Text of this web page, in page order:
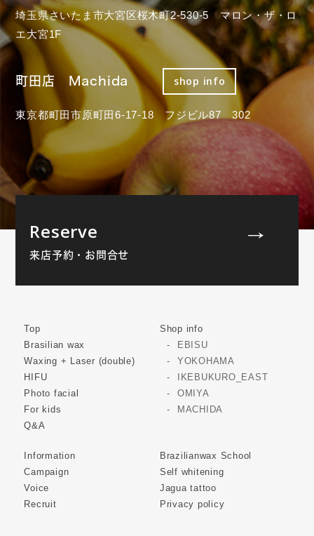
埼玉県さいたま市大宮区桜木町2-530-5 マロン・ザ・ロ
エ大宮1F
町田店 Machida shop info
東京都町田市原町田6-17-18 フジビル87 302
Reserve
来店予約・お問合せ
Top
Brasilian wax
Waxing + Laser (double)
HIFU
Photo facial
For kids
Q&A
Shop info
EBISU
YOKOHAMA
IKEBUKURO_EAST
OMIYA
MACHIDA
Information
Campaign
Voice
Recruit
Brazilianwax School
Self whitening
Jagua tattoo
Privacy policy